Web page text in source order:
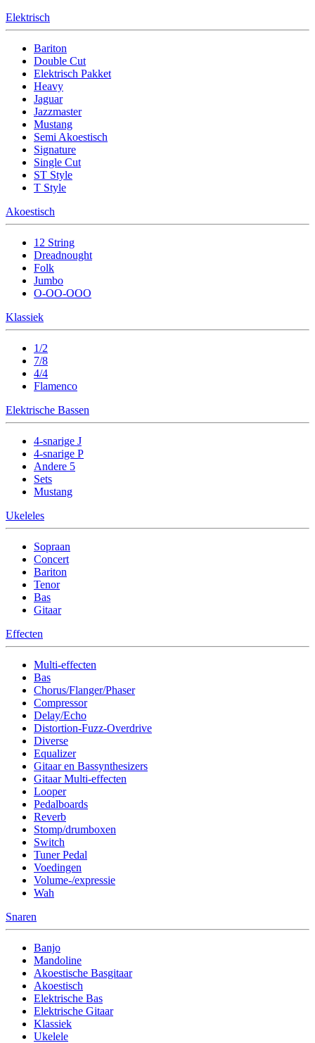
Elektrisch
Bariton
Double Cut
Elektrisch Pakket
Heavy
Jaguar
Jazzmaster
Mustang
Semi Akoestisch
Signature
Single Cut
ST Style
T Style
Akoestisch
12 String
Dreadnought
Folk
Jumbo
O-OO-OOO
Klassiek
1/2
7/8
4/4
Flamenco
Elektrische Bassen
4-snarige J
4-snarige P
Andere 5
Sets
Mustang
Ukeleles
Sopraan
Concert
Bariton
Tenor
Bas
Gitaar
Effecten
Multi-effecten
Bas
Chorus/Flanger/Phaser
Compressor
Delay/Echo
Distortion-Fuzz-Overdrive
Diverse
Equalizer
Gitaar en Bassynthesizers
Gitaar Multi-effecten
Looper
Pedalboards
Reverb
Stomp/drumboxen
Switch
Tuner Pedal
Voedingen
Volume-/expressie
Wah
Snaren
Banjo
Mandoline
Akoestische Basgitaar
Akoestisch
Elektrische Bas
Elektrische Gitaar
Klassiek
Ukelele